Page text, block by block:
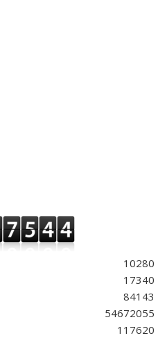
10280
17340
84143
54672055
117620